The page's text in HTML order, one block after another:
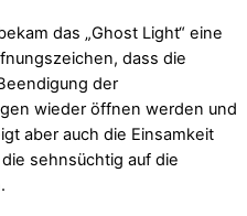
das „Ghost Light“ eine
dass die
der
wieder öffnen werden und
aber auch die Einsamkeit
sehnsüchtig auf die